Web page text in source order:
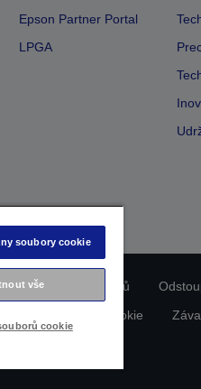
Epson Partner Portal
LPGA
osobních údajů
o souborech cookie
soubory cookie
vše
cookie